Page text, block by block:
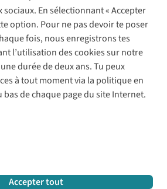
sociaux. En sélectionnant « Accepter
option. Pour ne pas devoir te poser
fois, nous enregistrons tes
l’utilisation des cookies sur notre
durée de deux ans. Tu peux
à tout moment via la politique en
bas de chaque page du site Internet.
Accepter tout
Suivez-nous
828 30 15 team@juttu.be